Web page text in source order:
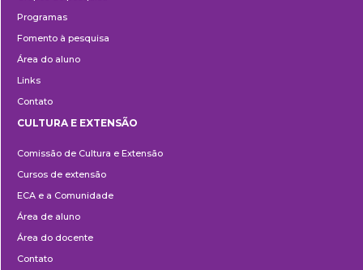
Programas
Fomento à pesquisa
Área do aluno
Links
Contato
e
Extensão
CULTURA E EXTENSÃO
Comissão de Cultura e Extensão
Cursos de extensão
ECA e a Comunidade
Área de aluno
Área do docente
Contato